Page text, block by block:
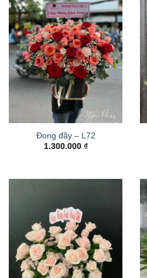
Đong đầy – L72
1.300.000 ₫